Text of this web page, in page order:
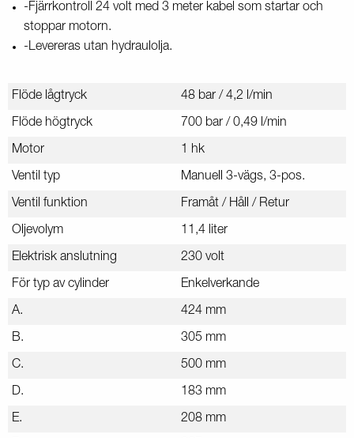
-Fjärrkontroll 24 volt med 3 meter kabel som startar och
stoppar motorn.
-Levereras utan hydraulolja.
Flöde lågtryck 48 bar / 4,2 l/min
Flöde högtryck 700 bar / 0,49 l/min
Motor 1 hk
Ventil typ Manuell 3-vägs, 3-pos.
Ventil funktion Framåt / Håll / Retur
Oljevolym 11,4 liter
Elektrisk anslutning 230 volt
För typ av cylinder Enkelverkande
A. 424 mm
B. 305 mm
C. 500 mm
D. 183 mm
E. 208 mm